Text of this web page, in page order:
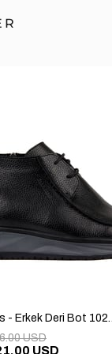
Sail Lakers
USD
USD